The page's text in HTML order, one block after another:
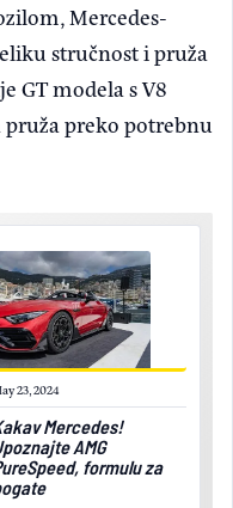
Mercedes-
stručnost i pruža
GT modela s V8
preko potrebnu
23, 2024
Mercedes!
AMG
formulu za